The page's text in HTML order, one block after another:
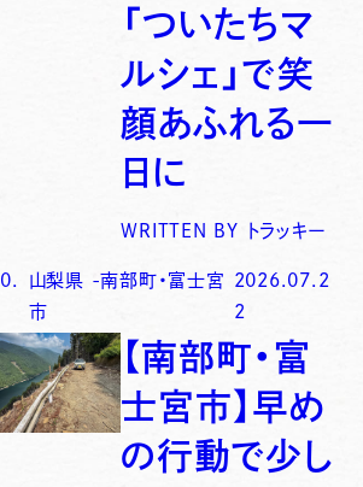
「ついたちマ
ルシェ」で笑
顔あふれる一
日に
WRITTEN BY トラッキー
山梨県 -南部町・富士宮
市
2026.07.2
2
【南部町・富
士宮市】早め
の行動で少し